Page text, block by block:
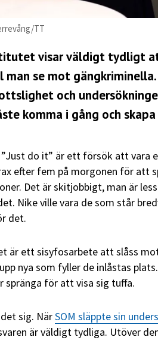
TT
visar väldigt tydligt
se mot gängkriminella.
och
komma i gång och
”Just do it” är ett försök att vara
efter fem på morgonen för att
Det är skitjobbigt, man är
Nike ville vara de som står
det.
är ett sisyfosarbete att slåss
nya som fyller de inlåstas
för att visa sig tuffa.
sig. NärSOM släppte sin
är väldigt tydliga. Utöver